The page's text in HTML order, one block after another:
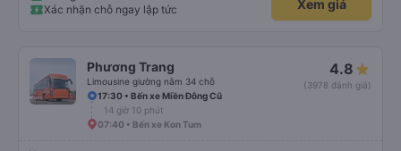
Xác nhận chỗ ngay lập tức
Xem giá
Phương Trang
Limousine giường nằm 34 chỗ
4.8
(3978 đánh giá)
17:30 • Bến xe Miền Đông Cũ
14 giờ 10 phút
07:40 • Bến xe Kon Tum